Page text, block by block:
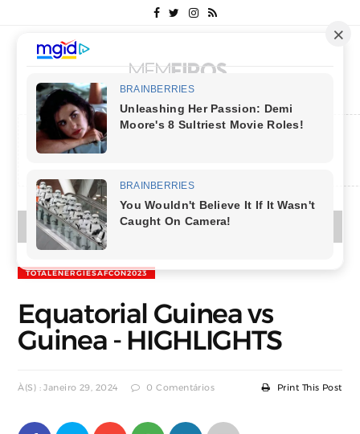
MENU
TOTALENERGIESAFCON2023
Equatorial Guinea vs
Guinea - HIGHLIGHTS
À(s) : Janeiro 29, 2024 0 Comentários Print This Post